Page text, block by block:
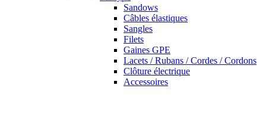
Sandows
Câbles élastiques
Sangles
Filets
Gaines GPE
Lacets / Rubans / Cordes / Cordons
Clôture électrique
Accessoires